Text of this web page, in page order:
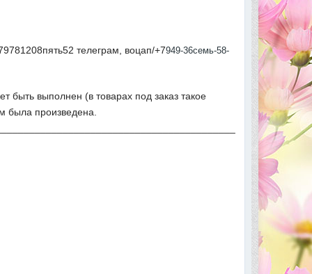
телеграм, воцап/+7949-36семь-58-
быть выполнен (в товарах под заказ такое
была произведена.